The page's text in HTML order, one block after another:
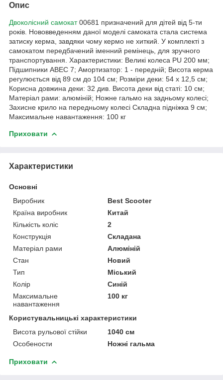
Опис
Двоколісний самокат00681 призначений для дітей від 5-ти
років. Нововведенням даної моделі самоката стала система
затиску керма, завдяки чому кермо не хиткий. У комплекті з
самокатом передбачений іменний ремінець, для зручного
транспортування. Характеристики: Великі колеса PU 200 мм;
Підшипники АВЕС 7; Амортизатор: 1 - передній; Висота керма
регулюється від 89 см до 104 см; Розміри деки: 54 х 12,5 см;
Корисна довжина деки: 32 див. Висота деки від статі: 10 см;
Матеріал рами: алюміній; Ножне гальмо на задньому колесі;
Захисне крило на передньому колесі Складна підніжка 9 см;
Максимальне навантаження: 100 кг
Приховати
Характеристики
Основні
Виробник
Best Scooter
Країна виробник
Китай
Кількість коліс
2
Конструкція
Складана
Матеріал рами
Алюміній
Стан
Новий
Тип
Міський
Колір
Синій
Максимальне
навантаження
100 кг
Користувальницькі характеристики
Висота рульової стійки
1040 см
Особености
Ножні гальма
Приховати